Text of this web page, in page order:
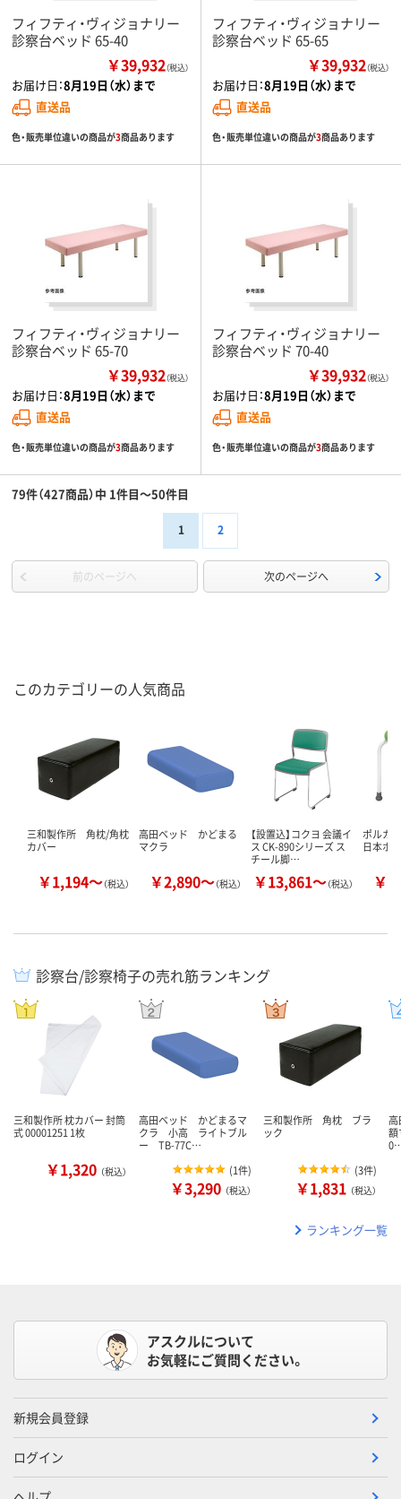
フィフティ・ヴィジョナリー
診察台ベッド 65-40
￥39,932（税込）
お届け日：8月19日（水）まで
直送品
色・販売単位違いの商品が3商品あります
フィフティ・ヴィジョナリー
診察台ベッド 65-65
￥39,932（税込）
お届け日：8月19日（水）まで
直送品
色・販売単位違いの商品が3商品あります
フィフティ・ヴィジョナリー
診察台ベッド 65-70
￥39,932（税込）
お届け日：8月19日（水）まで
直送品
色・販売単位違いの商品が3商品あります
フィフティ・ヴィジョナリー
診察台ベッド 70-40
￥39,932（税込）
お届け日：8月19日（水）まで
直送品
色・販売単位違いの商品が3商品あります
79件（427商品）中 1件目～50件目
1 2
前のページへ 次のページへ
このカテゴリーの人気商品
三和製作所 角枕/角枕
カバー
￥1,194～（税込）
高田ベッド かどまる
マクラ
￥2,890～（税込）
【設置込】コクヨ 会議イ
ス CK-890シリーズ ス
チール脚…
￥13,861～（税込）
ポルカ2
日本ホ
￥
診察台/診察椅子の売れ筋ランキング
三和製作所 枕カバー 封筒
式 00001251 1枚
￥1,320 （税込）
高田ベッド かどまるマ
クラ 小高 ライトブル
ー TB-77C…
(1件)
￥3,290 （税込）
三和製作所 角枕 ブラ
ック
(3件)
￥1,831 （税込）
高
額
ランキング一覧
アスクルについて
お気軽にご質問ください。
新規会員登録
ログイン